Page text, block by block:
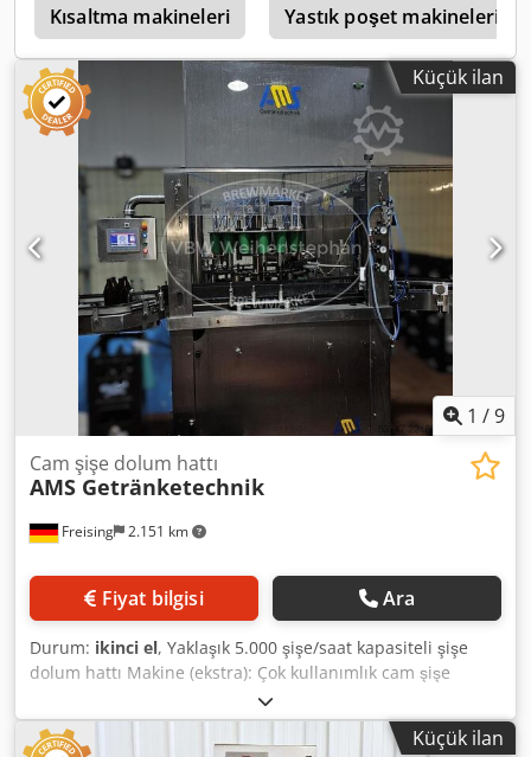
hiç çalıştırılmadı, proje sonlandırıldı. Dedpfx Aljy U Twro
Ieck
Kısaltma makineleri Yastık poşet makineleri
Küçük ilan
1 /9
Freising 2.151 km
Cam şişe dolum hattı
AMS Getränketechnik
Fiyat bilgisi Ara
Durum: ikinci el, Yaklaşık 5.000 şişe/saat kapasiteli şişe
dolum hattı Makine (ekstra): Çok kullanımlık cam şişe
dolumu, üretim yılları 1990 - 2016 Djdpfx Aezgcuhel Iock
Kapasite: 5.000 şişe/saat Formatlar: Euro Şişe 0,5 L,
Longneck 0,33 L, Bügel 0,5 L Konum / Pozisyon: bağımsız
Küçük ilan